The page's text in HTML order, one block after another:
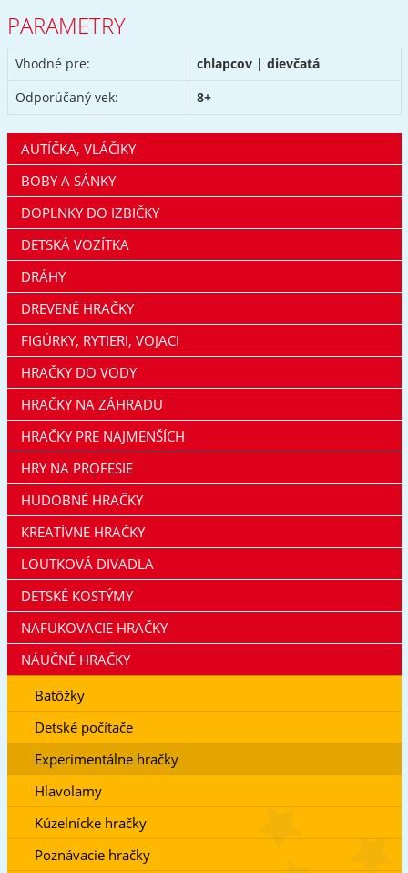
PARAMETRY
Vhodné pre:
chlapcov | dievčatá
Odporúčaný vek:
8+
AUTÍČKA, VLÁČIKY
BOBY A SÁNKY
DOPLNKY DO IZBIČKY
DETSKÁ VOZÍTKA
DRÁHY
DREVENÉ HRAČKY
FIGÚRKY, RYTIERI, VOJACI
HRAČKY DO VODY
HRAČKY NA ZÁHRADU
HRAČKY PRE NAJMENŠÍCH
HRY NA PROFESIE
HUDOBNÉ HRAČKY
KREATÍVNE HRAČKY
LOUTKOVÁ DIVADLA
DETSKÉ KOSTÝMY
NAFUKOVACIE HRAČKY
NÁUČNÉ HRAČKY
Batôžky
Detské počítače
Experimentálne hračky
Hlavolamy
Kúzelnícke hračky
Poznávacie hračky